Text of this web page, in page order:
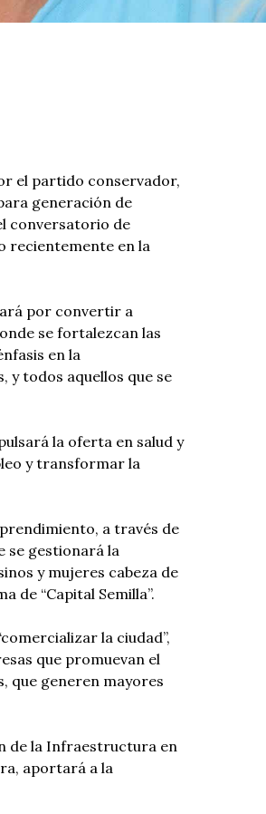
el partido conservador,
generación de
conversatorio de
recientemente en la
por convertir a
se fortalezcan las
en la
y todos aquellos que se
la oferta en salud y
y transformar la
a través de
se gestionará la
y mujeres cabeza de
de “Capital Semilla”.
la ciudad”,
que promuevan el
que generen mayores
de la Infraestructura en
aportará a la